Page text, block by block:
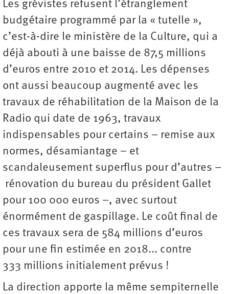
Les grévistes refusent l’étranglement
budgétaire programmé par la « tutelle »,
c’est-à-dire le ministère de la Culture, qui a
déjà abouti à une baisse de 87,5 millions
d’euros entre 2010 et 2014. Les dépenses
ont aussi beaucoup augmenté avec les
travaux de réhabilitation de la Maison de la
Radio qui date de 1963, travaux
indispensables pour certains – remise aux
normes, désamiantage – et
scandaleusement superflus pour d’autres –
rénovation du bureau du président Gallet
pour 100 000 euros –, avec surtout
énormément de gaspillage. Le coût final de
ces travaux sera de 584 millions d’euros
pour une fin estimée en 2018... contre
333 millions initialement prévus !
La direction apporte la même sempiternelle